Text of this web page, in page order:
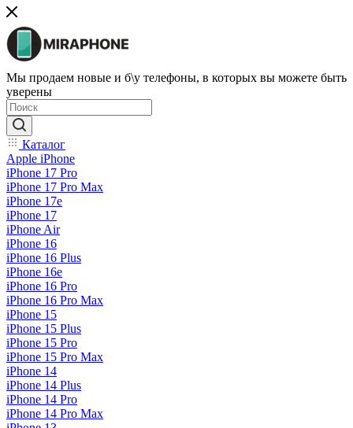
Мы продаем новые и б\у телефоны, в которых вы можете быть
уверены
Каталог
Apple iPhone
iPhone 17 Pro
iPhone 17 Pro Max
iPhone 17e
iPhone 17
iPhone Air
iPhone 16
iPhone 16 Plus
iPhone 16e
iPhone 16 Pro
iPhone 16 Pro Max
iPhone 15
iPhone 15 Plus
iPhone 15 Pro
iPhone 15 Pro Max
iPhone 14
iPhone 14 Plus
iPhone 14 Pro
iPhone 14 Pro Max